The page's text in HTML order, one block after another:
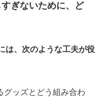
ぎないために、ど
は、次のような工夫が役
グッズとどう組み合わ